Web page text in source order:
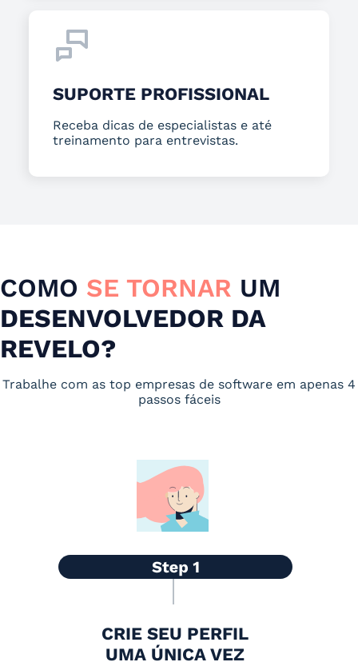
SUPORTE PROFISSIONAL
Receba dicas de especialistas e até
treinamento para entrevistas.
COMO SE TORNAR UM
DESENVOLVEDOR DA
REVELO?
Trabalhe com as top empresas de software em apenas 4
passos fáceis
CRIE SEU PERFIL
UMA ÚNICA VEZ